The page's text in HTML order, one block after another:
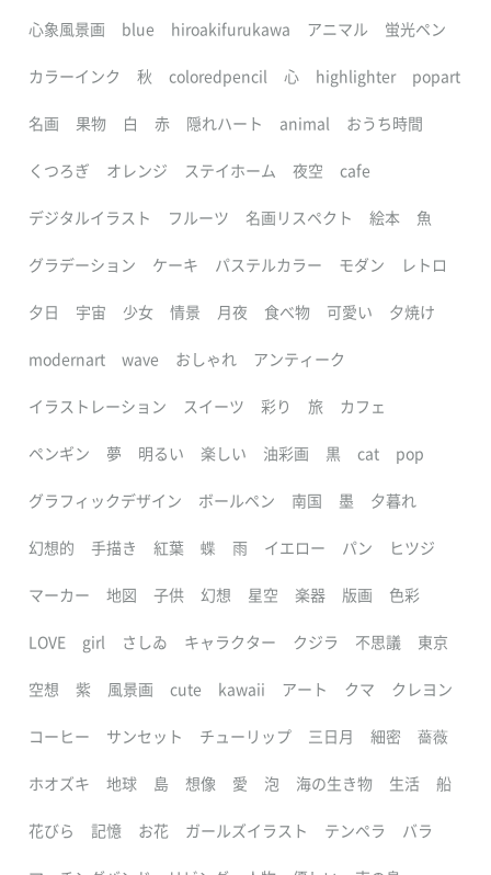
心象風景画 blue hiroakifurukawa アニマル 蛍光ペン
カラーインク 秋 coloredpencil 心 highlighter popart
名画 果物 白 赤 隠れハート animal おうち時間
くつろぎ オレンジ ステイホーム 夜空 cafe
デジタルイラスト フルーツ 名画リスペクト 絵本 魚
グラデーション ケーキ パステルカラー モダン レトロ
夕日 宇宙 少女 情景 月夜 食べ物 可愛い 夕焼け
modernart wave おしゃれ アンティーク
イラストレーション スイーツ 彩り 旅 カフェ
ペンギン 夢 明るい 楽しい 油彩画 黒 cat pop
グラフィックデザイン ボールペン 南国 墨 夕暮れ
幻想的 手描き 紅葉 蝶 雨 イエロー パン ヒツジ
マーカー 地図 子供 幻想 星空 楽器 版画 色彩
LOVE girl さしゐ キャラクター クジラ 不思議 東京
空想 紫 風景画 cute kawaii アート クマ クレヨン
コーヒー サンセット チューリップ 三日月 細密 薔薇
ホオズキ 地球 島 想像 愛 泡 海の生き物 生活 船
花びら 記憶 お花 ガールズイラスト テンペラ バラ